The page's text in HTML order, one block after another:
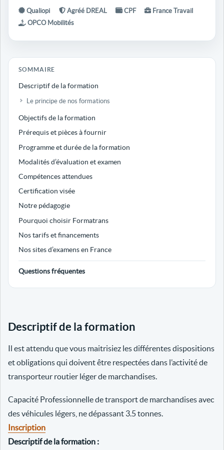
Qualiopi Agréé DREAL CPF
France Travail
OPCO Mobilités
SOMMAIRE
Descriptif de la formation
Le principe de nos formations
Objectifs de la formation
Prérequis et pièces à fournir
Programme et durée de la formation
Modalités d’évaluation et examen
Compétences attendues
Certification visée
Notre pédagogie
Pourquoi choisir Formatrans
Nos tarifs et financements
Nos sites d’examens en France
Questions fréquentes
Descriptif de la formation
Il est attendu que vous maitrisiez les différentes dispositions
et obligations qui doivent être respectées dans l’activité de
transporteur routier léger de marchandises.
Capacité Professionnelle de transport de marchandises avec
des véhicules légers, ne dépassant 3.5 tonnes.
Inscription
Descriptif de la formation :